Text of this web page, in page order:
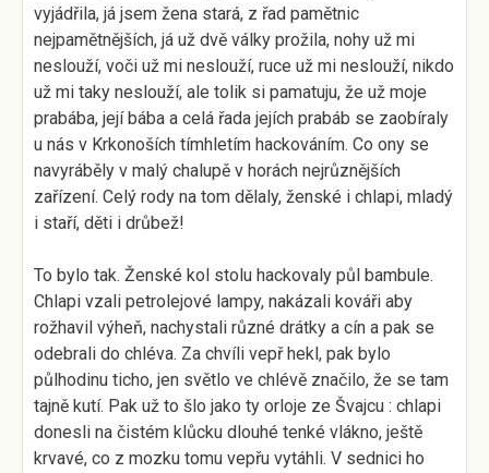
vyjádřila, já jsem žena stará, z řad pamětnic
nejpamětnějších, já už dvě války prožila, nohy už mi
neslouží, voči už mi neslouží, ruce už mi neslouží, nikdo
už mi taky neslouží, ale tolik si pamatuju, že už moje
prabába, její bába a celá řada jejích prabáb se zaobíraly
u nás v Krkonoších tímhletím hackováním. Co ony se
navyráběly v malý chalupě v horách nejrůznějších
zařízení. Celý rody na tom dělaly, ženské i chlapi, mladý
i staří, děti i drůbež!
To bylo tak. Ženské kol stolu hackovaly půl bambule.
Chlapi vzali petrolejové lampy, nakázali kováři aby
rožhavil výheň, nachystali různé drátky a cín a pak se
odebrali do chléva. Za chvíli vepř hekl, pak bylo
půlhodinu ticho, jen světlo ve chlévě značilo, že se tam
tajně kutí. Pak už to šlo jako ty orloje ze Švajcu : chlapi
donesli na čistém klůcku dlouhé tenké vlákno, ještě
krvavé, co z mozku tomu vepřu vytáhli. V sednici ho